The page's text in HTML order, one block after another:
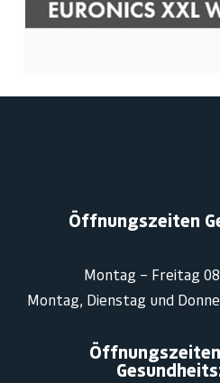
Öffnungszeiten
Montag – Freitag
Montag, Dienstag und